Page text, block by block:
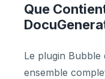
Que
Le plugin
ensemble